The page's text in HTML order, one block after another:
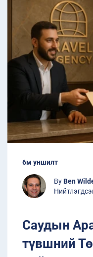
6м уншилт
ByBen
Саудын
түвшний